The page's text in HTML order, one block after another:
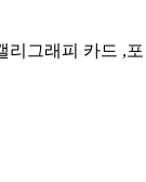
리그래피 카드 ,포